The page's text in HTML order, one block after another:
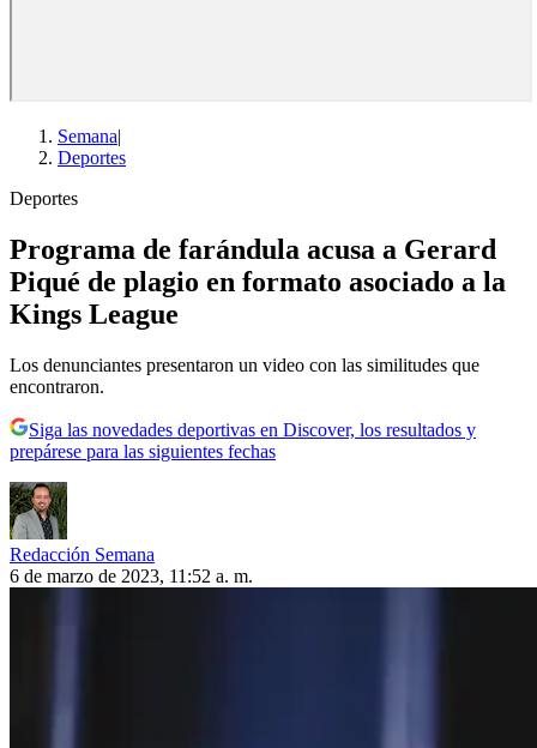
Semana|
Deportes
Deportes
Programa de farándula acusa a Gerard
Piqué de plagio en formato asociado a la
Kings League
Los denunciantes presentaron un video con las similitudes que
encontraron.
Siga las novedades deportivas en Discover, los resultados y
prepárese para las siguientes fechas
Redacción Semana
6 de marzo de 2023, 11:52 a. m.